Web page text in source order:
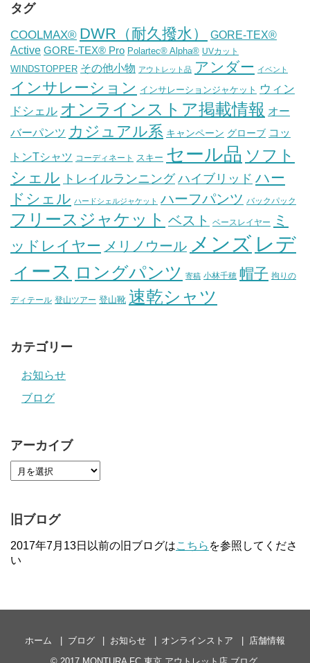
タグ
COOLMAX® DWR（耐久撥水）
GORE-TEX®
Active GORE-TEX® Pro Polartec® Alpha® UVカット
WINDSTOPPER その他小物 アウトレット品 アンダー イベント
インサレーション インサレーションジャケット ウィン
ドシェル オンラインストア掲載情報 オー
バーパンツ カジュアル系 キャンペーン グローブ コッ
トンTシャツ コーディネート スキー セール品 ソフト
シェル トレイルランニング ハイブリッド ハー
ドシェル ハードシェルジャケット ハーフパンツ バックパック
フリースジャケット ベスト ベースレイヤー
ミ
ッドレイヤー メリノウール メンズ レデ
ィース ロングパンツ 寄稿 小林千穂 帽子 拘りの
ディテール 登山ツアー 登山靴 速乾シャツ
カテゴリー
お知らせ
ブログ
アーカイブ
旧ブログ
2017年7月13日以前の旧ブログはこちら を参照してくださ
い
ホーム ブログ お知らせ オンラインストア
店舗情報